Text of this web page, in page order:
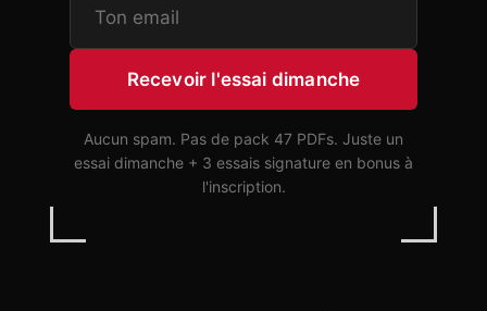
Recevoir l'essai dimanche
Aucun spam. Pas de pack 47 PDFs. Juste un
essai dimanche + 3 essais signature en bonus à
l'inscription.